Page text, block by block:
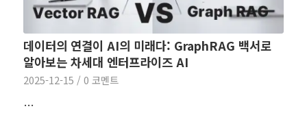
데이터의 연결이 AI의 미래다: GraphRAG 백서로
알아보는 차세대 엔터프라이즈 AI
2025-12-15 / 0 코멘트
…